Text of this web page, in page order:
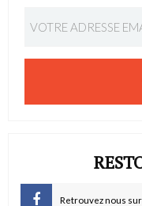
Retrouvez nous